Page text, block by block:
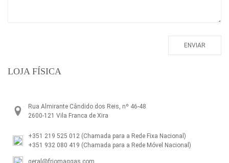
LOJA FÍSICA
Rua Almirante Cândido dos Reis, nº 46-48
2600-121 Vila Franca de Xira
+351 219 525 012 (Chamada para a Rede Fixa Nacional)
+351 932 080 419 (Chamada para a Rede Móvel Nacional)